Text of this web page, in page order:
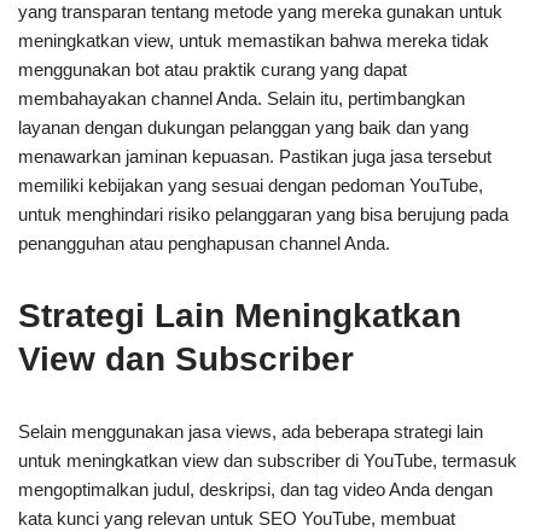
yang transparan tentang metode yang mereka gunakan untuk
meningkatkan view, untuk memastikan bahwa mereka tidak
menggunakan bot atau praktik curang yang dapat
membahayakan channel Anda. Selain itu, pertimbangkan
layanan dengan dukungan pelanggan yang baik dan yang
menawarkan jaminan kepuasan. Pastikan juga jasa tersebut
memiliki kebijakan yang sesuai dengan pedoman YouTube,
untuk menghindari risiko pelanggaran yang bisa berujung pada
penangguhan atau penghapusan channel Anda.
Strategi Lain Meningkatkan
View dan Subscriber
Selain menggunakan jasa views, ada beberapa strategi lain
untuk meningkatkan view dan subscriber di YouTube, termasuk
mengoptimalkan judul, deskripsi, dan tag video Anda dengan
kata kunci yang relevan untuk SEO YouTube, membuat